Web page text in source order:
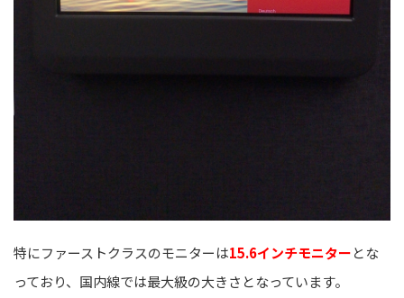
特にファーストクラスのモニターは15.6インチモニターとな
っており、国内線では最大級の大きさとなっています。